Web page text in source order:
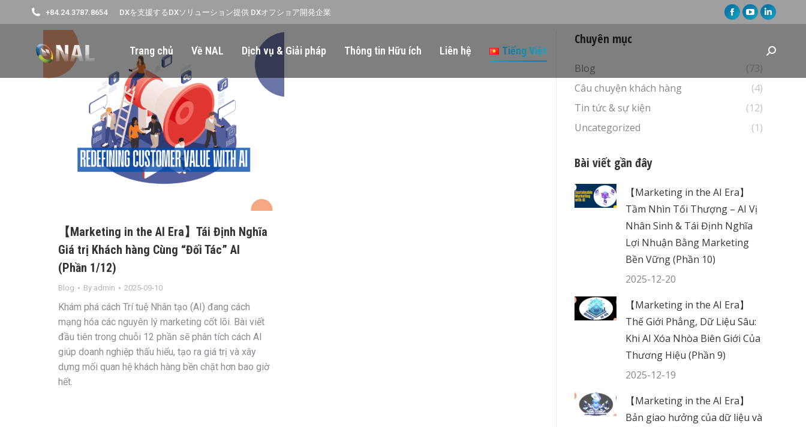
+84.24.3787.8654 DXを支援するDXソリューション提供 DXオフショア開発企業
Facebook
new
window
YouTube
opens
in
new
window
Linkedin
opens
new
Trang chủ Về NAL Dịch vụ & Giải pháp Thông tin Hữu ích Liên hệ Tiếng Việt Search:
【Marketing in the AI Era】Tái Định Nghĩa
Giá trị Khách hàng Cùng “Đối Tác” AI
(Phần 1/12)
Blog By admin 2025-09-10
Khám phá cách Trí tuệ Nhân tạo (AI) đang cách
mạng hóa các nguyên lý marketing cốt lõi. Bài viết
đầu tiên trong chuỗi 12 phần sẽ phân tích cách AI
giúp doanh nghiệp thấu hiểu, tạo ra giá trị và xây
dựng mối quan hệ khách hàng bền chặt hơn bao giờ
hết.
Chuyên mục
Blog
(73)
Câu chuyện khách hàng
(4)
Tin tức & sự kiện
(12)
Uncategorized
(1)
Bài viết gần đây
【Marketing in the AI Era】
Tầm Nhìn Tối Thượng – AI Vị
Nhân Sinh & Tái Định Nghĩa
Lợi Nhuận Bằng Marketing
Bền Vững (Phần 10)
2025-12-20
【Marketing in the AI Era】
Thế Giới Phẳng, Dữ Liệu Sâu:
Khi AI Xóa Nhòa Biên Giới Của
Thương Hiệu (Phần 9)
2025-12-19
【Marketing in the AI Era】
Bản giao hưởng của dữ liệu và